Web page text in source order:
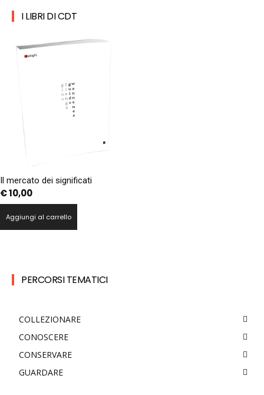
I LIBRI DI CDT
Il mercato dei significati
€10,00
Aggiungi al carrello
PERCORSI TEMATICI
COLLEZIONARE
CONOSCERE
CONSERVARE
GUARDARE